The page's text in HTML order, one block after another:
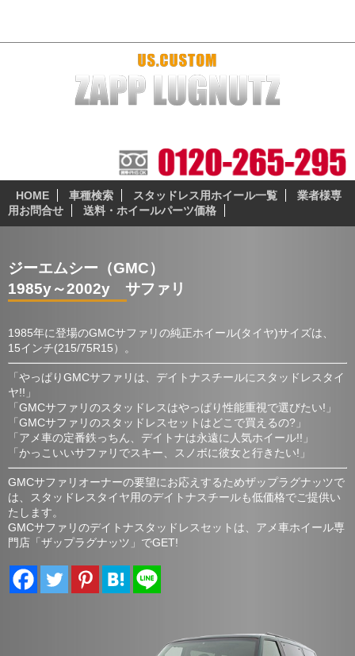
HOME 車種検索 スタッドレス用ホイール一覧
業者様専
用お問合せ
送料・ホイールパーツ価格
ジーエムシー（GMC）
1985y～2002y サファリ
1985年に登場のGMCサファリの純正ホイール(タイヤ)サイズは、
15インチ(215/75R15）。
「やっぱりGMCサファリは、デイトナスチールにスタッドレスタイ
ヤ!!」
「GMCサファリのスタッドレスはやっぱり性能重視で選びたい!」
「GMCサファリのスタッドレスセットはどこで買えるの?」
「アメ車の定番鉄っちん、デイトナは永遠に人気ホイール!!」
「かっこいいサファリでスキー、スノボに彼女と行きたい!」
GMCサファリオーナーの要望にお応えするためザップラグナッツで
は、スタッドレスタイヤ用のデイトナスチールも低価格でご提供い
たします。
GMCサファリのデイトナスタッドレスセットは、アメ車ホイール専
門店「ザップラグナッツ」でGET!